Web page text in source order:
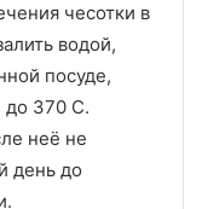
чесотки в
водой,
посуде,
до 370 С.
неё не
день до